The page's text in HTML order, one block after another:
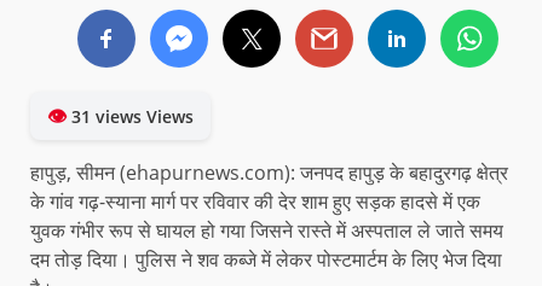
👁31 views Views
हापुड़, सीमन (ehapurnews.com): जनपद हापुड़ के बहादुरगढ़ क्षेत्र
के गांव गढ़-स्याना मार्ग पर रविवार की देर शाम हुए सड़क हादसे में एक
युवक गंभीर रूप से घायल हो गया जिसने रास्ते में अस्पताल ले जाते समय
दम तोड़ दिया। पुलिस ने शव कब्जे में लेकर पोस्टमार्टम के लिए भेज दिया